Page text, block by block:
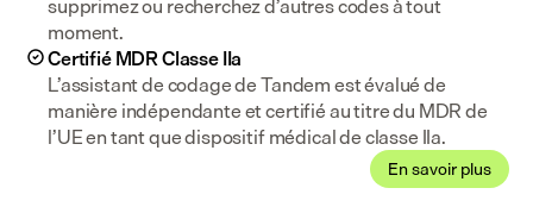
En savoir plus
moment.
Certifié MDR Classe IIa
L’assistant de codage de Tandem est évalué de
manière indépendante et certifié au titre du MDR de
l’UE en tant que dispositif médical de classe IIa.